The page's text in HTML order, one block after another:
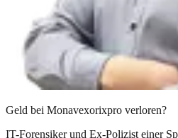
Geld bei Monavexorixpro verloren?
IT-Forensiker und Ex-Polizist einer